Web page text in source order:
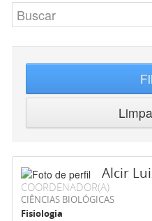
Alcir
COORDENADOR(A)
CIÊNCIAS BIOLÓGICAS
Fisiologia